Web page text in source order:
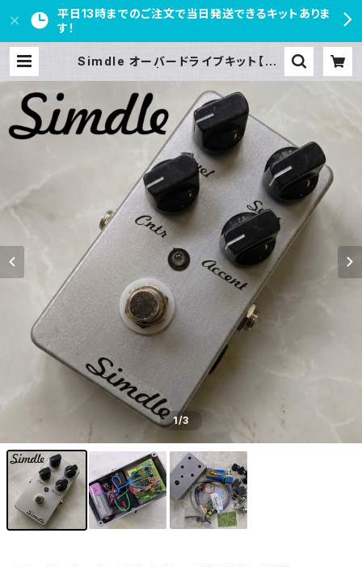
平日13時までのご注文で当日発送できるキットありま
す！
Simdle オーバードライブキット【BA
1/3